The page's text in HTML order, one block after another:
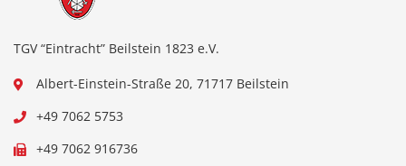
TGV “Eintracht” Beilstein 1823 e.V.
Albert-Einstein-Straße 20, 71717 Beilstein
+49 7062 5753
+49 7062 916736